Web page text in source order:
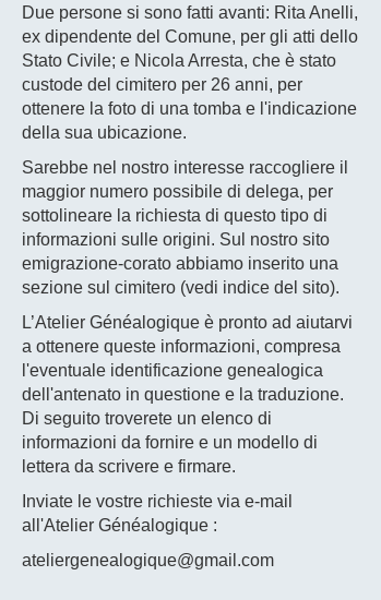
Due persone si sono fatti avanti: Rita Anelli,
ex dipendente del Comune, per gli atti dello
Stato Civile; e Nicola Arresta, che è stato
custode del cimitero per 26 anni, per
ottenere la foto di una tomba e l'indicazione
della sua ubicazione.
Sarebbe nel nostro interesse raccogliere il
maggior numero possibile di delega, per
sottolineare la richiesta di questo tipo di
informazioni sulle origini. Sul nostro sito
emigrazione-corato abbiamo inserito una
sezione sul cimitero (vedi indice del sito).
L’Atelier Généalogique è pronto ad aiutarvi
a ottenere queste informazioni, compresa
l'eventuale identificazione genealogica
dell'antenato in questione e la traduzione.
Di seguito troverete un elenco di
informazioni da fornire e un modello di
lettera da scrivere e firmare.
Inviate le vostre richieste via e-mail
all'Atelier Généalogique :
ateliergenealogique@gmail.com